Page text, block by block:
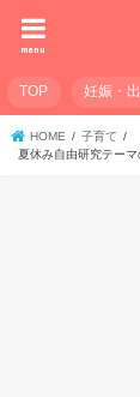
menu
TOP 妊娠・
HOME
子育て
夏休み自由研究テー